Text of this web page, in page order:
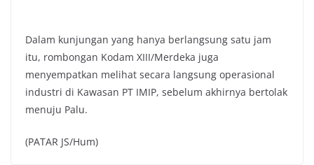
Dalam kunjungan yang hanya berlangsung satu jam
itu, rombongan Kodam XIII/Merdeka juga
menyempatkan melihat secara langsung operasional
industri di Kawasan PT IMIP, sebelum akhirnya bertolak
menuju Palu.
(PATAR JS/Hum)